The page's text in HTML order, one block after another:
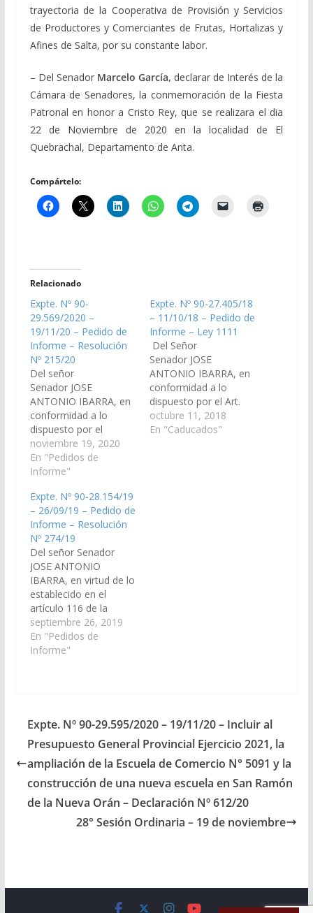
trayectoria de la Cooperativa de Provisión y Servicios
de Productores y Comerciantes de Frutas, Hortalizas y
Afines de Salta, por su constante labor.
– Del Senador Marcelo García, declarar de Interés de la
Cámara de Senadores, la conmemoración de la Fiesta
Patronal en honor a Cristo Rey, que se realizara el dia
22 de Noviembre de 2020 en la localidad de El
Quebrachal, Departamento de Anta.
Compártelo:
Relacionado
Expte. Nº 90-
29.569/2020 –
19/11/20 – Pedido de
Informe – Resolución
Nº 215/20
Del señor
Senador JOSE
ANTONIO IBARRA, en
conformidad a lo
dispuesto por el
artículo 116 de la
Constitución Provincial
y el artículo 149 del
Cuerpo, requerir a la
Secretaría de Minería y
Energía de la Provincia,
informe en el término
de cinco días: a)
totalidad de las áreas
concesionadas…
noviembre 19, 2020
En "Pedidos de
Informe"
Expte. Nº 90-27.405/18
– 11/10/18 – Pedido de
Informe – Ley 1111
Del Señor
Senador JOSE
ANTONIO IBARRA, en
conformidad a lo
dispuesto por el Art.
116 de la Constitución
Provincial y el Art. 149
octubre 11, 2018
En "Caducados"
Expte. Nº 90-28.154/19
– 26/09/19 – Pedido de
Informe – Resolución
Nº 274/19
Del señor Senador
JOSE ANTONIO
IBARRA, en virtud de lo
establecido en el
artículo 116 de la
Constitución Provincial
y el artículo 149 del
Reglamento de este
correspondientes,
informe en el término
de cinco días, los…
septiembre 26, 2019
En "Pedidos de
Informe"
Expte. Nº 90-29.595/2020 – 19/11/20 – Incluir al
Presupuesto General Provincial Ejercicio 2021, la
ampliación de la Escuela de Comercio N° 5091 y la
construcción de una nueva escuela en San Ramón
de la Nueva Orán – Declaración Nº 612/20
28° Sesión Ordinaria – 19 de noviembre